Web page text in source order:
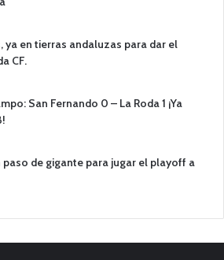
en tierras andaluzas para dar el
CF.
San Fernando 0 – La Roda 1 ¡Ya
paso de gigante para jugar el playoff a